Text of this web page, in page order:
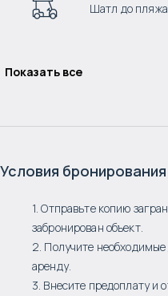
Шатл до пляжа
Показать все
Условия бронирования
1. Отправьте копию
забронирован объект.
2. Получите
аренду.
3. Внесите предоплату и